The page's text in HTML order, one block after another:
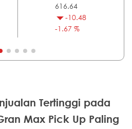
616.64
-10.48
-1.67 %
Tertinggi pada
Max Pick Up Paling